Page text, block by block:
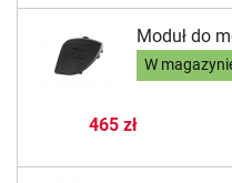
Moduł do
W
465 zł